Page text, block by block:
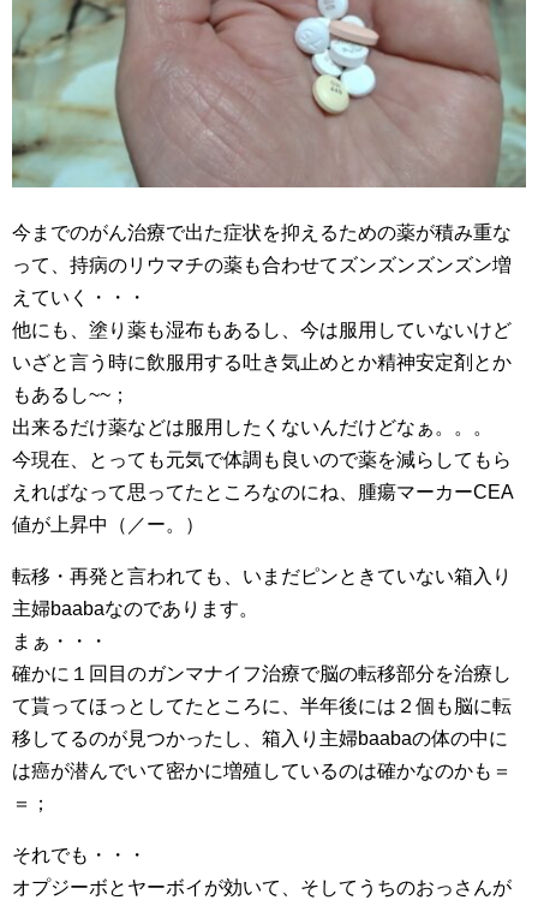
今までのがん治療で出た症状を抑えるための薬が積み重な
って、持病のリウマチの薬も合わせてズンズンズンズン増
えていく・・・
他にも、塗り薬も湿布もあるし、今は服用していないけど
いざと言う時に飲服用する吐き気止めとか精神安定剤とか
もあるし~~；
出来るだけ薬などは服用したくないんだけどなぁ。。。
今現在、とっても元気で体調も良いので薬を減らしてもら
えればなって思ってたところなのにね、腫瘍マーカーCEA
値が上昇中（／ー。）
転移・再発と言われても、いまだピンときていない箱入り
主婦baabaなのであります。
まぁ・・・
確かに１回目のガンマナイフ治療で脳の転移部分を治療し
て貰ってほっとしてたところに、半年後には２個も脳に転
移してるのが見つかったし、箱入り主婦baabaの体の中に
は癌が潜んでいて密かに増殖しているのは確かなのかも＝
＝；
それでも・・・
オプジーボとヤーボイが効いて、そしてうちのおっさんが